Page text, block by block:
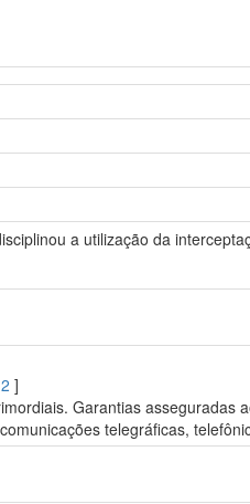
a utilização da
]
Garantias
telegráficas,